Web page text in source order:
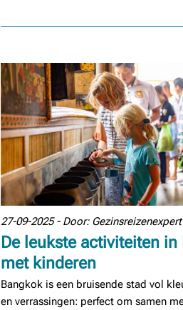
27-09-2025 - Door:
De leukste activiteiten in
met kinderen
Bangkok is een bruisende stad vol
en verrassingen: perfect om samen